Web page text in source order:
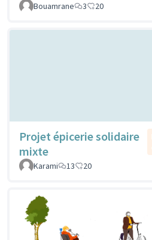
Bouamrane 3 20
Projet épicerie solidaire
mixte
Karami
13 20